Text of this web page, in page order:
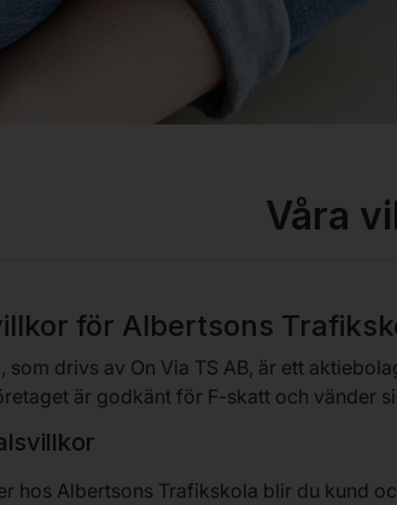
Våra
för Albertsons
som drivs av On Via TS AB, är ett
är godkänt för F-skatt och vänder
hos Albertsons Trafikskola blir du kund